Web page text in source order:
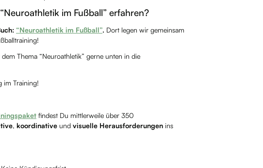
im Fußball” erfahren?
“Neuroathletik im Fußball”. Dort legen wir gemeinsam
Thema “Neuroathletik” gerne unten in die
im Training!
findest Du mittlerweile über 350
, koordinativeund visuelle Herausforderungenins